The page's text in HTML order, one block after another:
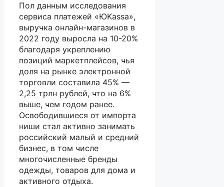
Пол данным исследования
сервиса платежей «ЮKassa»,
выручка онлайн-магазинов в
2022 году выросла на 10-20%
благодаря укреплению
позиций маркетплейсов, чья
доля на рынке электронной
торговли составила 45% —
2,25 трлн рублей, что на 6%
выше, чем годом ранее.
Освободившиеся от импорта
ниши стал активно занимать
российский малый и средний
бизнес, в том числе
многочисленные бренды
одежды, товаров для дома и
активного отдыха.